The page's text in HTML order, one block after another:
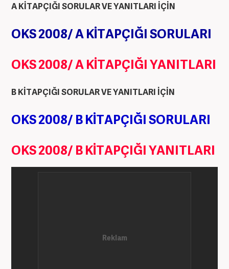
A KİTAPÇIĞI SORULAR VE YANITLARI İÇİN
OKS 2008/ A KİTAPÇIĞI SORULARI
OKS 2008/ A KİTAPÇIĞI YANITLARI
B KİTAPÇIĞI SORULAR VE YANITLARI İÇİN
OKS 2008/ B KİTAPÇIĞI SORULARI
OKS 2008/ B KİTAPÇIĞI YANITLARI